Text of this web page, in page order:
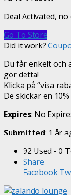
Deal Activated,
Go To Store
Did it work?
Du får enkelt och
gör detta!
Klicka på “visa
De skickar en
Expires: No
Submitted: 1 år
92 Used - 0
Share
Facebook